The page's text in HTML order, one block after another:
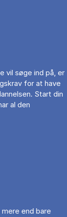
vil søge ind på, er
for at have
Start din
al den
end bare